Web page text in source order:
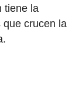
tiene la
que crucen la